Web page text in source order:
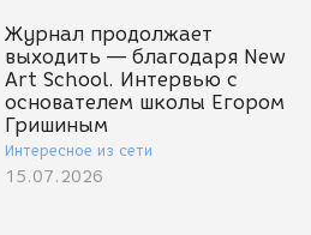
Журнал продолжает
выходить — благодаря New
Art School. Интервью с
основателем школы Егором
Гришиным
Интересное из сети
15.07.2026